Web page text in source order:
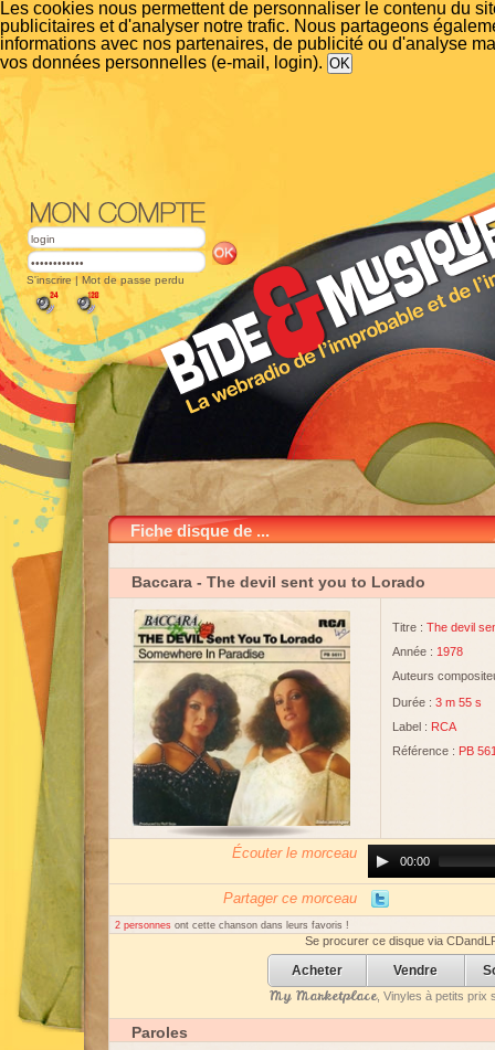
Les cookies nous permettent de personnaliser le contenu du
publicitaires et d'analyser notre trafic. Nous partageons
informations avec nos partenaires, de publicité ou d'analyse
vos données personnelles (e-mail, login).
S'inscrire | Mot de passe perdu
Fiche disque de ...
Baccara - The devil sent you to Lorado
Titre : The devil
Année : 1978
Auteurs
Durée : 3 m 55 s
Label : RCA
Référence : PB
Écouter le morceau
Player00:00
Partager ce morceau
2 personnes ont cette chanson dans leurs favoris !
Se procurer ce disque via
Acheter Vendre
My Marketplace, Vinyles à petits prix
Paroles